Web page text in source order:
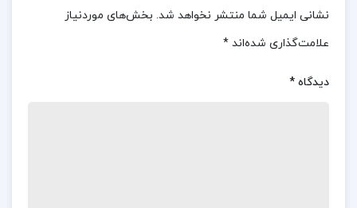
کنند. در ادامه همراه ارزان پی دی اف باشید.
نقد و بررسی کتاب آشنایی با قانون اساسی جمهوری
اسلامی ایران مهدی نظرپور:
نشانی ایمیل شما منتشر نخواهد شد. بخش‌های موردنیاز
علامت‌گذاری شده‌اند *
دیدگاه *